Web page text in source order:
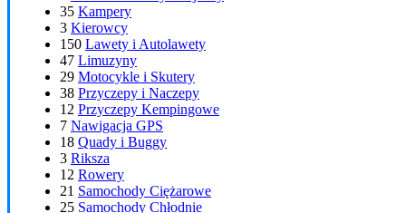
35 Kampery
3 Kierowcy
150 Lawety i Autolawety
47 Limuzyny
29 Motocykle i Skutery
38 Przyczepy i Naczepy
12 Przyczepy Kempingowe
7 Nawigacja GPS
18 Quady i Buggy
3 Riksza
12 Rowery
21 Samochody Ciężarowe
25 Samochody Chłodnie